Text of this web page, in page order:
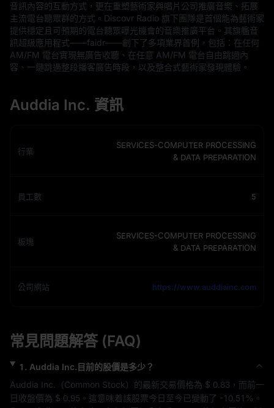
音訊內容的互動方式，更在重塑藝術家與唱片公司推廣音樂、拓展
主流電台聽眾群的方式。Discovr Radio 旗下團隊是首個能為藝術家
提供穩定且可預期的電台聽眾曝光機會的音樂推廣平台。其旗艦音
訊超級應用程式——faidr——創下了多項業界首例，包括：在任何
AM/FM 電台實現無廣告收聽、在任意 AM/FM 電台自由跳過內
容、一鍵跳過整段播客廣告時段，以及整合式藝術家發現體驗。
Auddia Inc. 資訊
行業
SERVICES-COMPUTER PROCESSING
& DATA PREPARATION
員工數 5
板塊
SERVICES-COMPUTER PROCESSING
& DATA PREPARATION
公司網站 https://www.auddiainc.com
常見問題解答 (FAQ)
1 . Auddia Inc. 目前的股價是多少？
Auddia Inc.
（Common Stock）的最新交易價格為 $ 0.83 ，而前一
日收盤價為 $ 0.95 。這意味着該股票今日至今已變動了 -10.51% 。